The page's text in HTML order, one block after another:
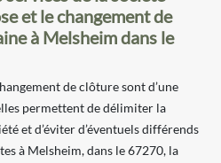
et le changement de
à Melsheim dans le
de clôture sont d’une
permettent de délimiter la
et d’éviter d’éventuels différends
à Melsheim, dans le 67270, la